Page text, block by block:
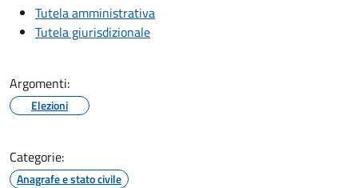
Tutela amministrativa
Tutela giurisdizionale
Argomenti:
Elezioni
Categorie:
Anagrafe e stato civile